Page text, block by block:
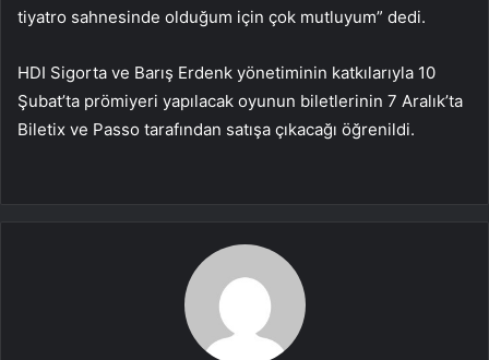
tiyatro sahnesinde olduğum için çok mutluyum” dedi.
HDI Sigorta ve Barış Erdenk yönetiminin katkılarıyla 10
Şubat’ta prömiyeri yapılacak oyunun biletlerinin 7 Aralık’ta
Biletix ve Passo tarafından satışa çıkacağı öğrenildi.